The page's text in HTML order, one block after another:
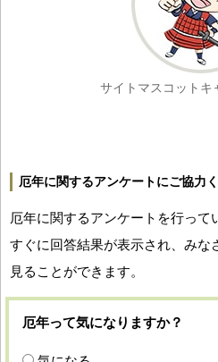
サイトマスコットキ
厄年に関するアンケートにご協力
厄年に関するアンケートを行って
すぐに回答結果が表示され、みな
見ることができます。
厄年って気になりますか？